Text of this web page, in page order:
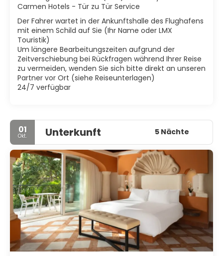
Carmen Hotels - Tür zu Tür Service
Der Fahrer wartet in der Ankunftshalle des Flughafens
mit einem Schild auf Sie (Ihr Name oder LMX
Touristik)
Um längere Bearbeitungszeiten aufgrund der
Zeitverschiebung bei Rückfragen während Ihrer Reise
zu vermeiden, wenden Sie sich bitte direkt an unseren
Partner vor Ort (siehe Reiseunterlagen)
24/7 verfügbar
01
Okt. Unterkunft 5 Nächte